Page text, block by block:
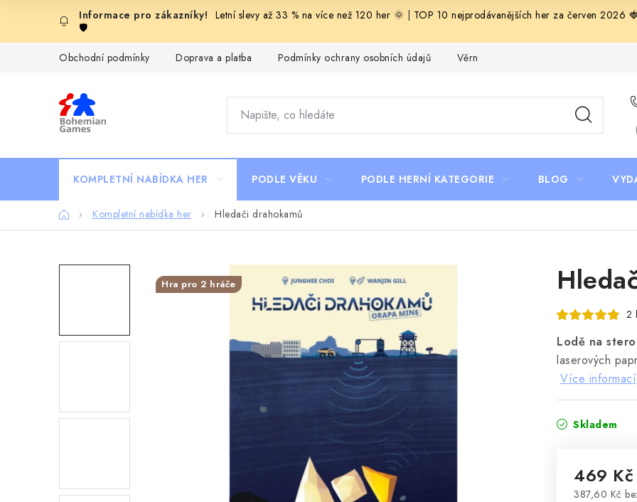
obsah
Letní slevy až 33 % na více než 120 her 🌞
TOP 10 nejprodávanějších her za červen 2026
🛡️
Obchodní podmínky Doprava a platba Podmínky ochrany osobních údajů Věrnostní program Staň se bohémem!
KOMPLETNÍ NABÍDKA HER PODLE VĚKU PODLE HERNÍ KATEGORIE BLOG
DomůKompletní nabídka her Hledači drahokamů
2
Lodě na
laserových
Více informací
Skladem
469 Kč
387,60 Kč
Hra pro 2 hráče